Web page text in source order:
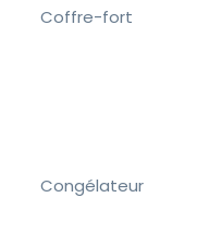
Coffre-fort
Congélateur